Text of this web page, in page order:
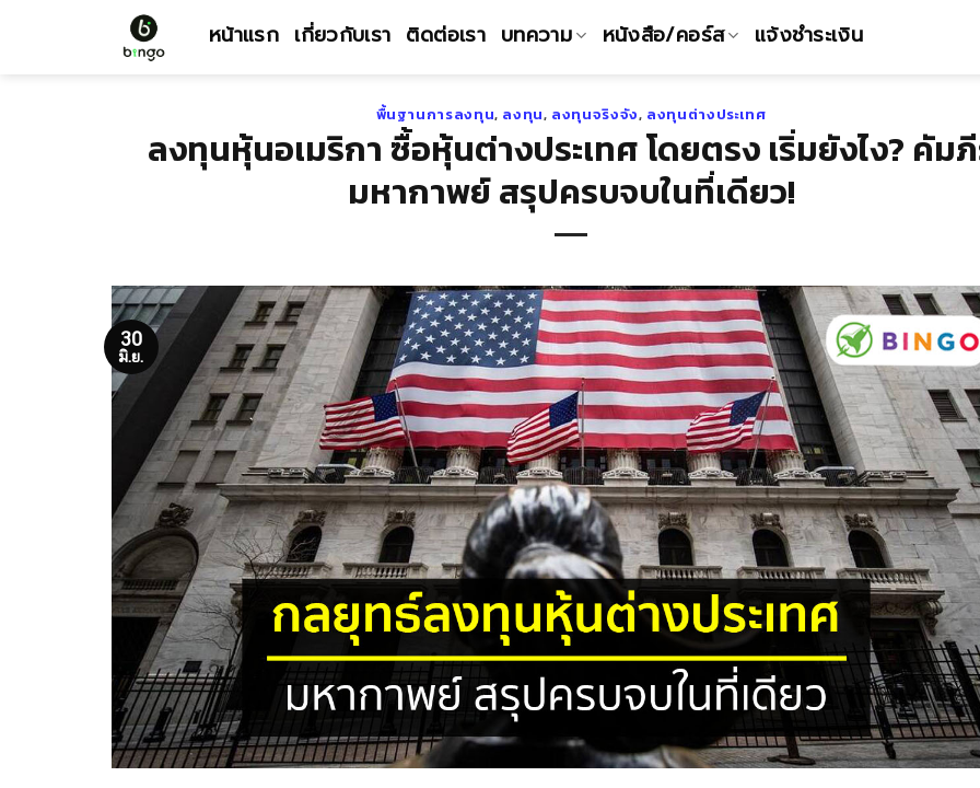
หน้าแรก เกี่ยวกับเรา ติดต่อเรา บทความ หนังสือ/คอร์ส แจ้งชำระเงิน
พื้นฐานการลงทุน, ลงทุน, ลงทุนจริงจัง, ลงทุนต่างประเทศ
ลงทุนหุ้นอเมริกา ซื้อหุ้นต่างประเทศ โดยตรง เริ่มยังไง? คัม
มหากาพย์ สรุปครบจบในที่เดียว!
30
มิ.ย.